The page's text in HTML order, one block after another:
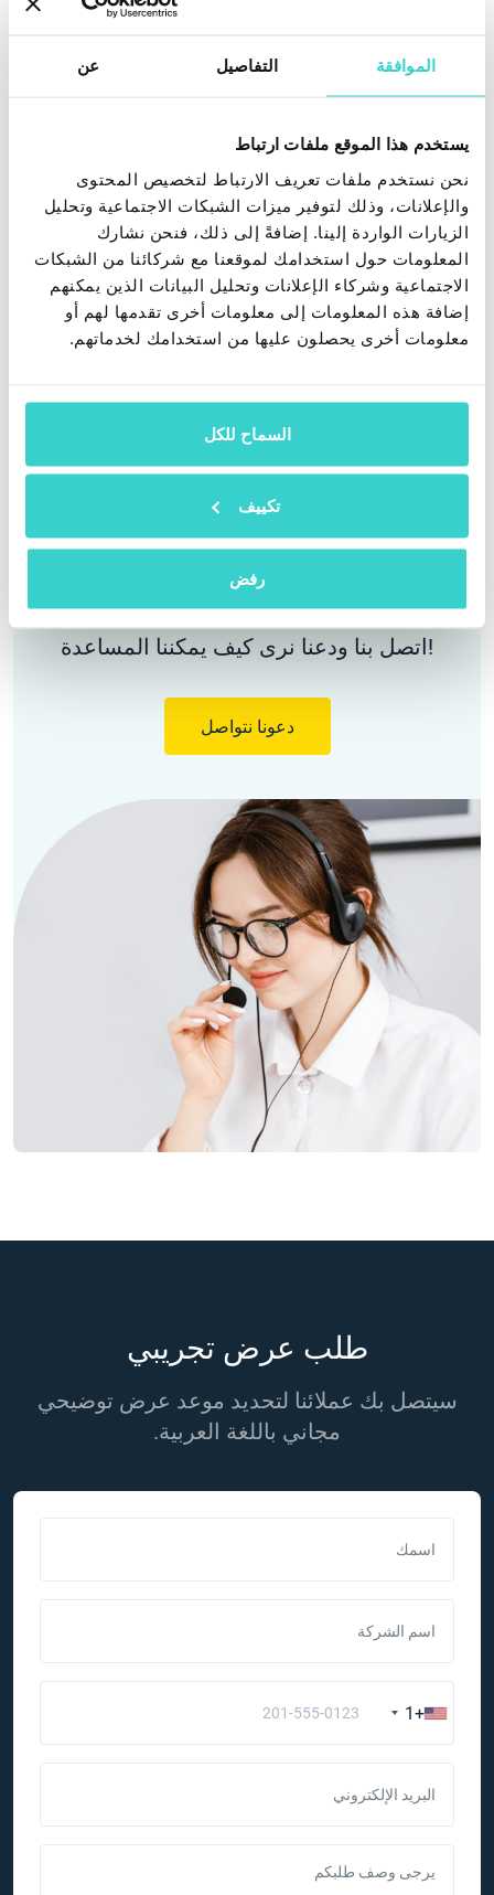
الموافقة التفاصيل عن
يستخدم هذا الموقع ملفات ارتباط
نحن نستخدم ملفات تعريف الارتباط لتخصيص المحتوى
والإعلانات، وذلك لتوفير ميزات الشبكات الاجتماعية وتحليل
الزيارات الواردة إلينا. إضافةً إلى ذلك، فنحن نشارك
المعلومات حول استخدامك لموقعنا مع شركائنا من الشبكات
الاجتماعية وشركاء الإعلانات وتحليل البيانات الذين يمكنهم
إضافة هذه المعلومات إلى معلومات أخرى تقدمها لهم أو
معلومات أخرى يحصلون عليها من استخدامك لخدماتهم.
السماح للكل
تكييف
رفض
إعادة التدوير
امسح البيانات الشخصية من ما يصل إلى
60 جهازًا في وقت واحد
لم تجد عملك؟
اتصل بنا ودعنا نرى كيف يمكننا المساعدة!
دعونا نتواصل
طلب عرض تجريبي
سيتصل بك عملائنا لتحديد موعد عرض توضيحي
مجاني باللغة العربية.
اسمك
اسم الشركة
+1
البريد الإلكتروني
يرجى وصف طلبكم